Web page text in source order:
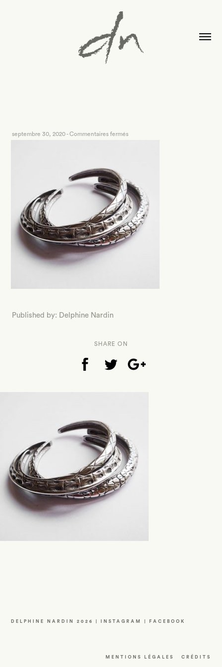
septembre 30, 2020-Commentaires ferméssur
Published by: Delphine Nardin
SHARE ON
DELPHINE NARDIN 2026 | INSTAGRAM FACEBOOK
MENTIONS LÉGALES CRÉDITS